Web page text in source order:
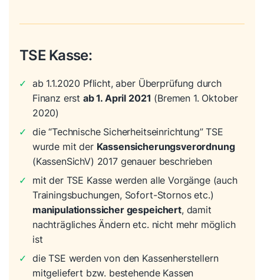
TSE Kasse:
✓ ab 1.1.2020 Pflicht, aber Überprüfung durch
Finanz erst ab 1. April 2021 (Bremen 1. Oktober
2020)
✓ die “Technische Sicherheitseinrichtung” TSE
wurde mit der Kassensicherungsverordnung
(KassenSichV) 2017 genauer beschrieben
✓ mit der TSE Kasse werden alle Vorgänge (auch
Trainingsbuchungen, Sofort-Stornos etc.)
manipulationssicher gespeichert, damit
nachträgliches Ändern etc. nicht mehr möglich
ist
✓ die TSE werden von den Kassenherstellern
mitgeliefert bzw. bestehende Kassen